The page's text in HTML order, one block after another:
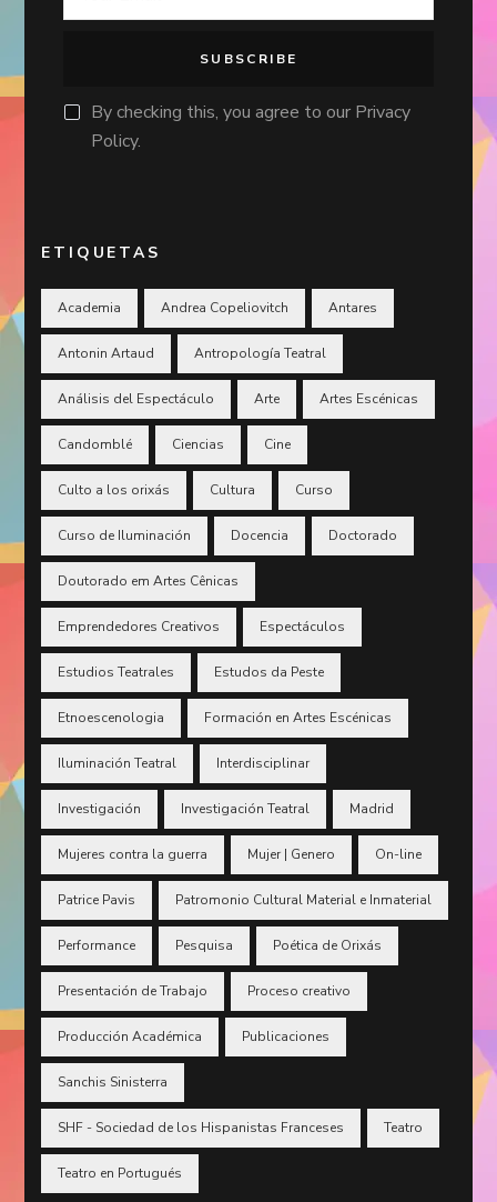
By checking this, you agree to our Privacy
Policy.
ETIQUETAS
Academia Andrea Copeliovitch Antares
Antonin Artaud Antropología Teatral
Análisis del Espectáculo Arte Artes Escénicas
Candomblé Ciencias Cine
Culto a los orixás Cultura Curso
Curso de Iluminación Docencia Doctorado
Doutorado em Artes Cênicas
Emprendedores Creativos Espectáculos
Estudios Teatrales Estudos da Peste
Etnoescenologia Formación en Artes Escénicas
Iluminación Teatral Interdisciplinar
Investigación Investigación Teatral Madrid
Mujeres contra la guerra Mujer | Genero On-line
Patrice Pavis Patromonio Cultural Material e Inmaterial
Performance Pesquisa Poética de Orixás
Presentación de Trabajo Proceso creativo
Producción Académica Publicaciones
Sanchis Sinisterra
SHF - Sociedad de los Hispanistas Franceses Teatro
Teatro en Portugués